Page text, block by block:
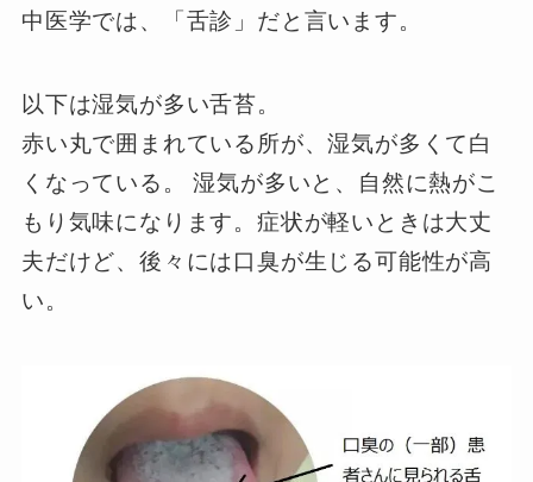
中医学では、「舌診」だと言います。
以下は湿気が多い舌苔。
赤い丸で囲まれている所が、湿気が多くて白
くなっている。 湿気が多いと、自然に熱がこ
もり気味になります。症状が軽いときは大丈
夫だけど、後々には口臭が生じる可能性が高
い。